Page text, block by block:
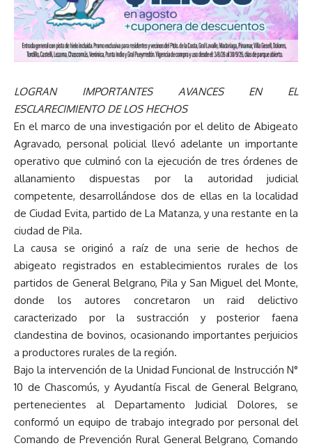
LOGRAN IMPORTANTES AVANCES EN EL
ESCLARECIMIENTO DE LOS HECHOS
En el marco de una investigación por el delito de Abigeato
Agravado, personal policial llevó adelante un importante
operativo que culminó con la ejecución de tres órdenes de
allanamiento dispuestas por la autoridad judicial
competente, desarrollándose dos de ellas en la localidad
de Ciudad Evita, partido de La Matanza, y una restante en la
ciudad de Pila.
La causa se originó a raíz de una serie de hechos de
abigeato registrados en establecimientos rurales de los
partidos de General Belgrano, Pila y San Miguel del Monte,
donde los autores concretaron un raid delictivo
caracterizado por la sustracción y posterior faena
clandestina de bovinos, ocasionando importantes perjuicios
a productores rurales de la región.
Bajo la intervención de la Unidad Funcional de Instrucción N°
10 de Chascomús, y Ayudantía Fiscal de General Belgrano,
pertenecientes al Departamento Judicial Dolores, se
conformó un equipo de trabajo integrado por personal del
Comando de Prevención Rural General Belgrano, Comando